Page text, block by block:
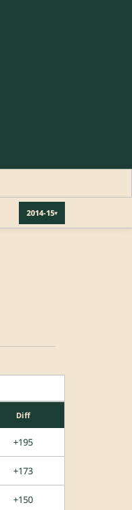
2014-15▾
Diff
+195
+173
+150